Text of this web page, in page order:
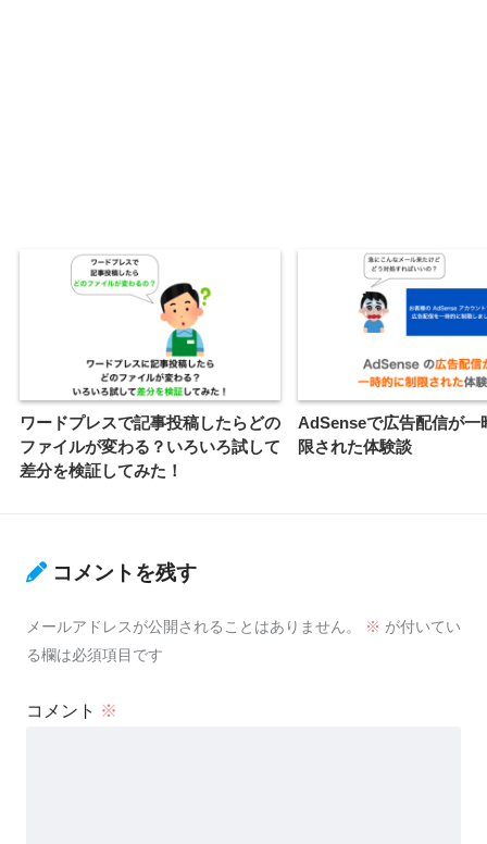
ワードプレスで記事投稿したらどの
ファイルが変わる？いろいろ試して
差分を検証してみた！
AdSenseで広告配信が一
限された体験談
コメントを残す
メールアドレスが公開されることはありません。 ※ が付いてい
る欄は必須項目です
コメント ※